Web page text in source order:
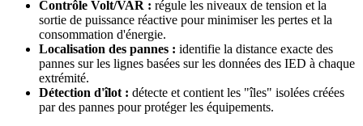
Contrôle Volt/VAR : régule les niveaux de tension et la
sortie de puissance réactive pour minimiser les pertes et la
consommation d'énergie.
Localisation des pannes : identifie la distance exacte des
pannes sur les lignes basées sur les données des IED à chaque
extrémité.
Détection d'îlot : détecte et contient les "îles" isolées créées
par des pannes pour protéger les équipements.